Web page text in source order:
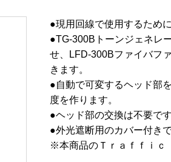
●現用回線で使用するため
●TG-300Bトーンジェネレ
せ、LFD-300Bファイバフ
きます。
●自動で可変するヘッド部
度を作ります。
●ヘッド部の交換は不要です
●外光遮断用のカバー付きで
※本商品のＴｒａｆｆｉｃ